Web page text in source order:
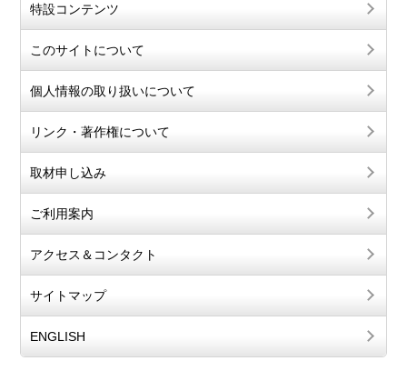
特設コンテンツ
このサイトについて
個人情報の取り扱いについて
リンク・著作権について
取材申し込み
ご利用案内
アクセス＆コンタクト
サイトマップ
ENGLISH